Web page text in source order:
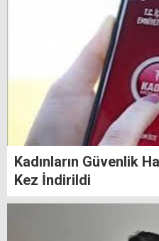
Kadınların Güvenlik
Kez İndirildi